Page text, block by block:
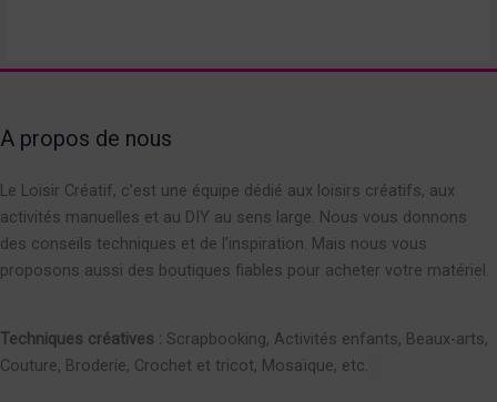
A propos de nous
Le Loisir Créatif, c’est une équipe dédié aux loisirs créatifs, aux
activités manuelles et au DIY au sens large. Nous vous donnons
des conseils techniques et de l’inspiration. Mais nous vous
proposons aussi des boutiques fiables pour acheter votre matériel.
Techniques créatives : Scrapbooking, Activités enfants, Beaux-arts,
Couture, Broderie, Crochet et tricot, Mosaïque, etc.